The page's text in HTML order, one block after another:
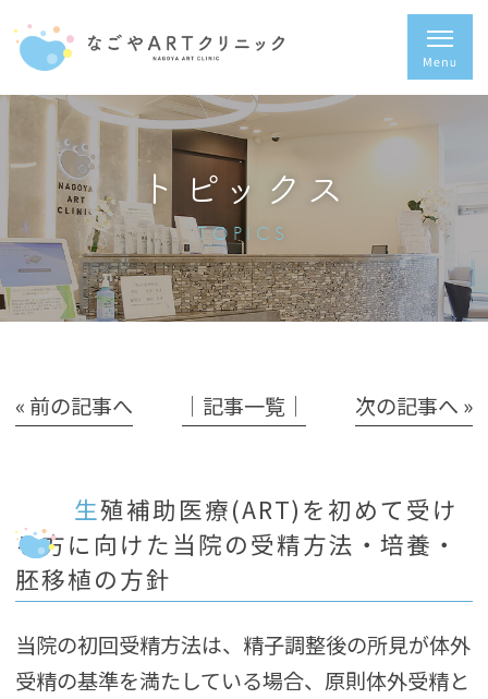
トピックス
TOPICS
« 前の記事へ │記事一覧│ 次の記事へ »
生殖補助医療(ART)を初めて受け
る方に向けた当院の受精方法・培養・
胚移植の方針
当院の初回受精方法は、精子調整後の所見が体外
受精の基準を満たしている場合、原則体外受精と